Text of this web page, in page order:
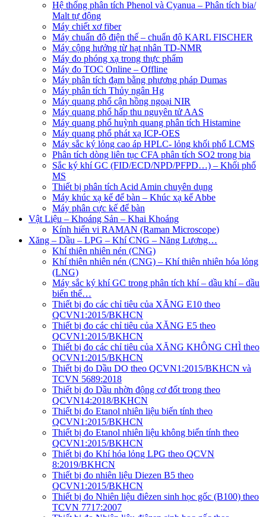
Hệ thống phân tích Phenol và Cyanua – Phân tích bia/
Malt tự động
Máy chiết xơ fiber
Máy chuẩn độ điện thế – chuẩn độ KARL FISCHER
Máy cộng hưởng từ hạt nhân TD-NMR
Máy đo phóng xạ trong thực phẩm
Máy đo TOC Online – Offline
Máy phân tích đạm bằng phương pháp Dumas
Máy phân tích Thủy ngân Hg
Máy quang phổ cận hồng ngoại NIR
Máy quang phổ hấp thu nguyên tử AAS
Máy quang phổ huỳnh quang phân tích Histamine
Máy quang phổ phát xạ ICP-OES
Máy sắc ký lỏng cao áp HPLC- lỏng khối phổ LCMS
Phân tích dòng liên tục CFA phân tích SO2 trong bia
Sắc ký khí GC (FID/ECD/NPD/PFPD…) – Khối phổ
MS
Thiết bị phân tích Acid Amin chuyên dụng
Máy khúc xạ kế để bàn – Khúc xạ kế Abbe
Máy phân cực kế để bàn
Vật Liệu – Khoáng Sản – Khai Khoáng
Kính hiển vi RAMAN (Raman Microscope)
Xăng – Dầu – LPG – Khí CNG – Năng Lượng…
Khí thiên nhiên nén (CNG)
Khí thiên nhiên nén (CNG) – Khí thiên nhiên hóa lỏng
(LNG)
Máy sắc ký khí GC trong phân tích khí – dầu khí – dầu
biến thế…
Thiết bị đo các chỉ tiêu của XĂNG E10 theo
QCVN1:2015/BKHCN
Thiết bị đo các chỉ tiêu của XĂNG E5 theo
QCVN1:2015/BKHCN
Thiết bị đo các chỉ tiêu của XĂNG KHÔNG CHÌ theo
QCVN1:2015/BKHCN
Thiết bị đo Dầu DO theo QCVN1:2015/BKHCN và
TCVN 5689:2018
Thiết bị đo Dầu nhờn động cơ đốt trong theo
QCVN14:2018/BKHCN
Thiết bị đo Etanol nhiên liệu biến tính theo
QCVN1:2015/BKHCN
Thiết bị đo Etanol nhiên liệu không biến tính theo
QCVN1:2015/BKHCN
Thiết bị đo Khí hóa lỏng LPG theo QCVN
8:2019/BKHCN
Thiết bị đo nhiên liệu Diezen B5 theo
QCVN1:2015/BKHCN
Thiết bị đo Nhiên liệu điêzen sinh học gốc (B100) theo
TCVN 7717:2007